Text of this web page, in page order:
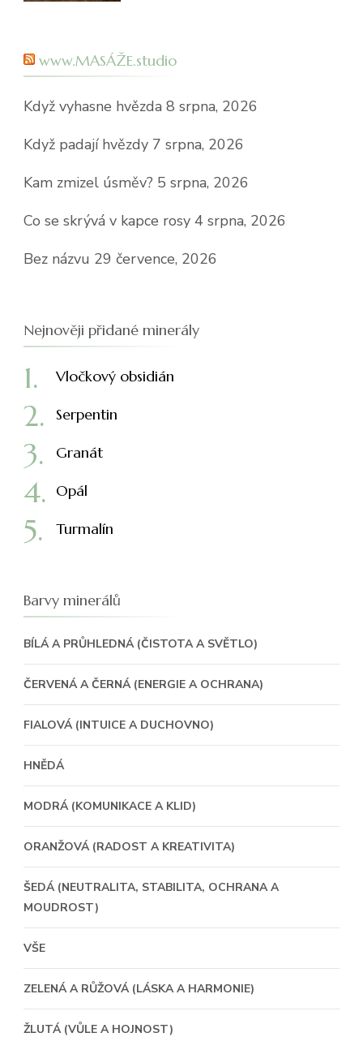
www.MASÁŽE.studio
Když vyhasne hvězda 8 srpna, 2026
Když padají hvězdy 7 srpna, 2026
Kam zmizel úsměv? 5 srpna, 2026
Co se skrývá v kapce rosy 4 srpna, 2026
Bez názvu 29 července, 2026
Nejnověji přidané minerály
Vločkový obsidián
Serpentin
Granát
Opál
Turmalín
Barvy minerálů
BÍLÁ A PRŮHLEDNÁ (ČISTOTA A SVĚTLO)
ČERVENÁ A ČERNÁ (ENERGIE A OCHRANA)
FIALOVÁ (INTUICE A DUCHOVNO)
HNĚDÁ
MODRÁ (KOMUNIKACE A KLID)
ORANŽOVÁ (RADOST A KREATIVITA)
ŠEDÁ (NEUTRALITA, STABILITA, OCHRANA A
MOUDROST)
VŠE
ZELENÁ A RŮŽOVÁ (LÁSKA A HARMONIE)
ŽLUTÁ (VŮLE A HOJNOST)